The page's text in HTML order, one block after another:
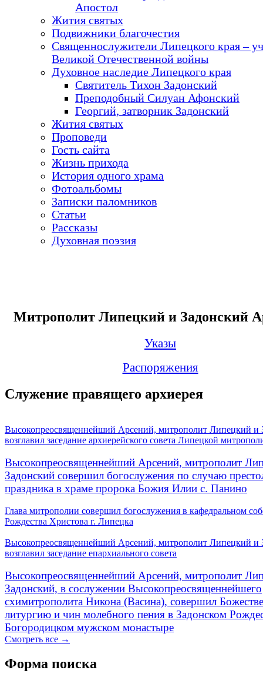
Апостол
Жития святых
Подвижники благочестия
Священнослужители Липецкого края –
Великой Отечественной войны
Духовное наследие Липецкого края
Святитель Тихон Задонский
Преподобный Силуан Афонский
Георгий, затворник Задонский
Жития святых
Проповеди
Гость сайта
Жизнь прихода
История одного храма
Фотоальбомы
Записки паломников
Статьи
Рассказы
Духовная поэзия
Митрополит Липецкий и Задонский
Указы
Распоряжения
Служение правящего архиерея
Высокопреосвященнейший Арсений, митрополит Липецкий и
возглавил заседание архиерейского совета Липецкой
Высокопреосвященнейший Арсений, митрополит
Задонский совершил богослужения по случаю
праздника в храме пророка Божия Илии с. Панино
Глава митрополии совершил богослужения в кафедральном
Рождества Христова г. Липецка
Высокопреосвященнейший Арсений, митрополит Липецкий и
возглавил заседание епархиального совета
Высокопреосвященнейший Арсений, митрополит
Задонский, в сослужении Высокопреосвященнейшего
схимитрополита Никона (Васина), совершил
литургию и чин молебного пения в Задонском
Богородицком мужском монастыре
Смотреть все →
Форма поиска